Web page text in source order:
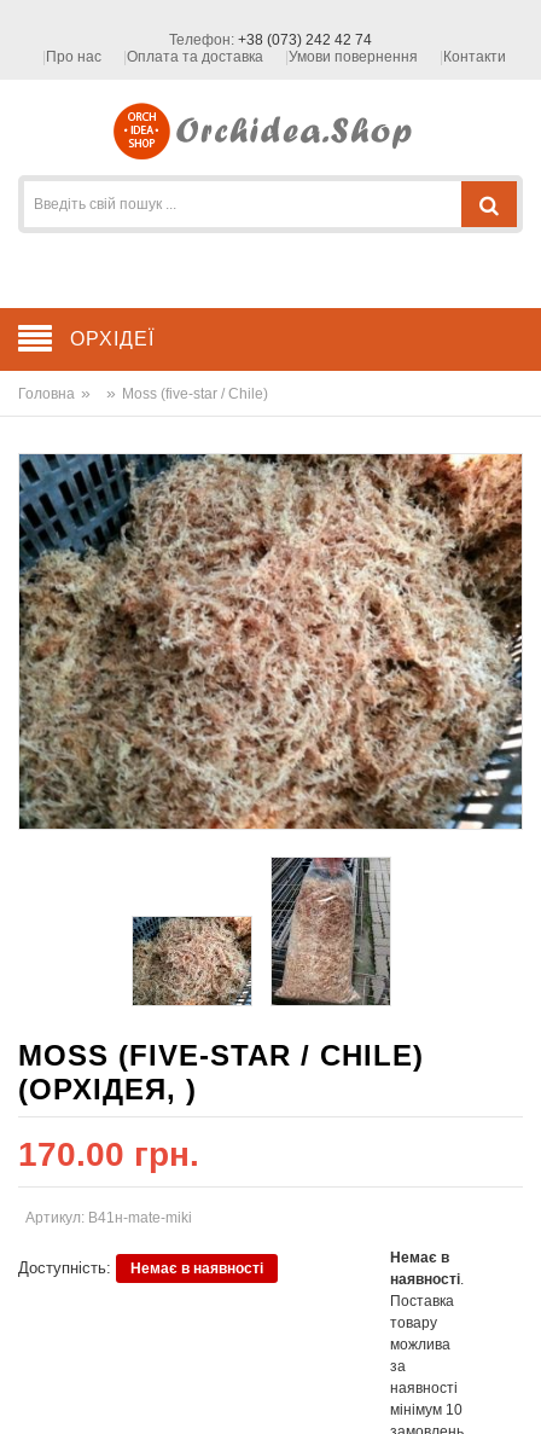
Телефон: +38 (073) 242 42 74
Про нас
Оплата та доставка Умови повернення Контакти
ОРХІДЕЇ
Головна » » Moss (five-star / Chile)
MOSS (FIVE-STAR / CHILE)
(ОРХІДЕЯ, )
170.00 грн.
Артикул: В41н-mate-miki
Доступність: Немає в наявності
Немає в
наявності.
Поставка
товару
можлива
за
наявності
мінімум 10